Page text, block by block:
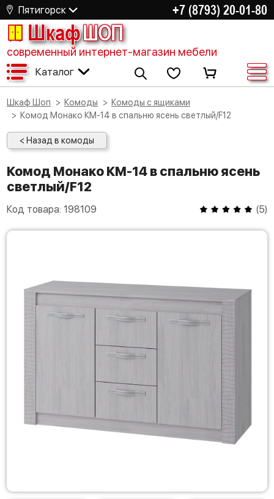
Пятигорск +7 (8793) 20-01-80
ШкафШОП
современный интернет-магазин мебели
Каталог
Шкаф Шоп Комоды
Комоды с ящиками
Комод Монако КМ-14 в спальню ясень светлый/F12
< Назад в комоды
Комод Монако КМ-14 в спальню ясень
светлый/F12
Код товара: 198109 (5)